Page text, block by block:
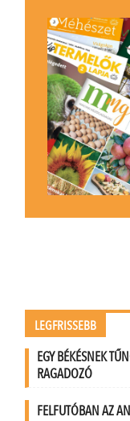
LEGFRISSEBB
EGY BÉKÉSNEK
RAGADOZÓ
FELFUTÓBAN AZ